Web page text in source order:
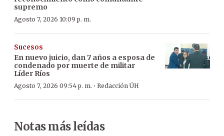
supremo
Agosto 7, 2026 10:09 p. m.
Sucesos
En nuevo juicio, dan 7 años a esposa de
condenado por muerte de militar
Líder Ríos
Agosto 7, 2026 09:54 p. m. · Redacción ÚH
Notas más leídas